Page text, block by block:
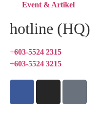
Event & Artikel
hotline (HQ)
+603-5524 2315
+603-5524 3215